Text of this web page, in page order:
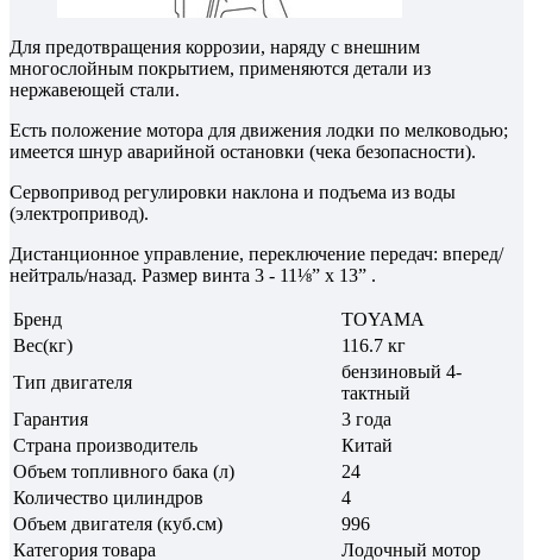
Для предотвращения коррозии, наряду с внешним
многослойным покрытием, применяются детали из
нержавеющей стали.
Есть положение мотора для движения лодки по мелководью;
имеется шнур аварийной остановки (чека безопасности).
Сервопривод регулировки наклона и подъема из воды
(электропривод).
Дистанционное управление, переключение передач: вперед/
нейтраль/назад. Размер винта 3 - 11⅛” x 13” .
Бренд
TOYAMA
Вес(кг)
116.7 кг
Тип двигателя
бензиновый 4-
тактный
Гарантия
3 года
Страна производитель
Китай
Объем топливного бака (л)
24
Количество цилиндров
4
Объем двигателя (куб.см)
996
Категория товара
Лодочный мотор